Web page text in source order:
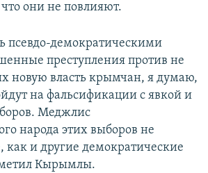
они не повлияют.
псевдо-демократическими
преступления против не
новую власть крымчан, я думаю,
на фальсификации с явкой и
Меджлис
народа этих выборов не
как и другие демократические
Кырымлы.